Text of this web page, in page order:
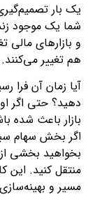
یک بار
شما یک موجود
و بازارهای مالی
هم تغییر می‌کنند.
آیا زمان آن فرا
دهید؟ حتی اگر
بازار باعث شده
اگر بخش سهام
بخواهید بخشی از
منتقل کنید. این
مسیر و